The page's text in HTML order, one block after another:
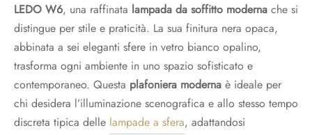
LEDO W6, una raffinata lampada da soffitto moderna che si
distingue per stile e praticità. La sua finitura nera opaca,
abbinata a sei eleganti sfere in vetro bianco opalino,
trasforma ogni ambiente in uno spazio sofisticato e
contemporaneo. Questa plafoniera moderna è ideale per
chi desidera l’illuminazione scenografica e allo stesso tempo
discreta tipica delle lampade a sfera, adattandosi